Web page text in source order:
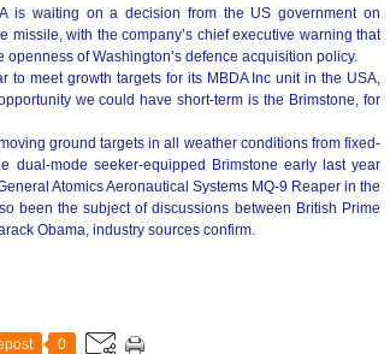
is waiting on a decision from the US government on
missile, with the company’s chief executive warning that
of Washington’s defence acquisition policy.
to meet growth targets for its MBDA Inc unit in the USA,
we could have short-term is the Brimstone, for
ground targets in all weather conditions from fixed-
dual-mode seeker-equipped Brimstone early last year
Atomics Aeronautical Systems MQ-9 Reaper in the
been the subject of discussions between British Prime
Obama, industry sources confirm.
0